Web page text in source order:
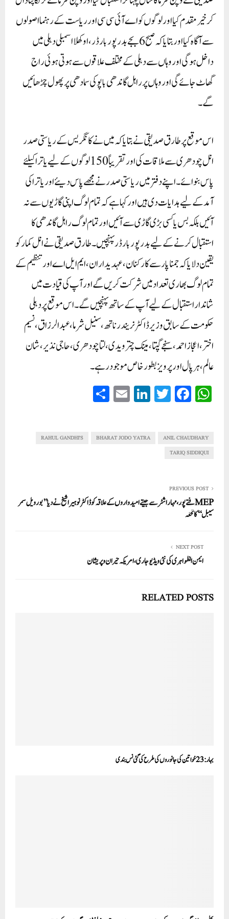
کر خیر مقدم کیا اور لوگوں کو اے آئی سی سی اور ریاست کے رہنما اصولوں
سے آگاہ کیا اور بتایاکہ صبح6بجے بدر پور بارڈر، اوکھلا اسمبلی دہلی میں
داخل ہوگی اور وہاں سے دہلی کے مختلف علاقوں سے ہوتی ہوئی راج
گھاٹ جائے گی اور وہاں پر راہل گاندھی باپو کی سمادھی پر پھول چڑھائیں
گے۔
اس موقع پر طارق صدیقی نے بتایا کہ میں نے کانگریس کے ریاستی صدر
انل چودھری سے ملاقات کی اور تقریباً 150لوگوں کے لیے یاترا کیلئے
پاس بنوائے۔ اپنے دفتر میں ریاستی صدر نے مجھے پا س دیئے اور یاترا کی
آمد کے لیے ہدایات دی ہیں اور کہا ہے کہ تمام لوگ اپنی گاڑیوں سے نہ
آئیں بلکہ بس یا کسی بڑی گاڑی سے آئیں اور تمام لوگ راہل گاندھی کا
استقبال کرنے کے لیے بدرپور بارڈر پہنچیں۔ طارق صدیقی نے انل کمار کو
یقین دلایا کہ جمناپار سے کارکنان، عہدیداران، ایم ایل اے اور تنظیم کے
تمام لوگ بھاری تعداد میں شرکت کریں گے اور آپ کی قیادت میں
شاندار استقبال کے لیے آپ کے ساتھ پہنچیں گے۔ اس موقع پر دہلی
حکومت کے سابق وزیر ڈاکٹر نریندر ناتھ، سنیل شرما، عبدالرزاق، نسیم
اختر، اعجاز احمد، سنجے گپتا، مینک چترویدی، لتا چودھری ،حاجی نذیر، شان
عالم، ہرپال اورپرویزبطور خاص موجود رہے۔
W
ha
A
pp
Fa
ce
ok
T
wi
r
Li
nk
In
E
m
ANIL CHAUDHARY
BHARAT JODO YATRA
RAHUL GANDHI'S
TARIQ SIDDIQUI
PREVIOUS POST
MEPفتے پور، مہاراشٹر سے جیتے امیدواروں کے علاقہ کوڈاکٹر نوہیرا شیخ نے دیا ’’بور ویل سمر
سیبل‘‘ کا تحفہ
NEXT POST
ایمن الظواہری کی نئی ویڈیو جاری، امریکہ حیران وپریشان
RELATED POSTS
بہار:23خواتین کی جانوروں کی طرح کی گئی نس بندی